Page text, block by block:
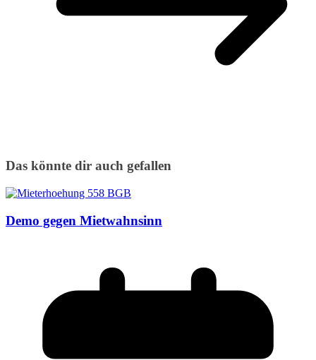
Das könnte dir auch gefallen
Demo gegen Mietwahnsinn